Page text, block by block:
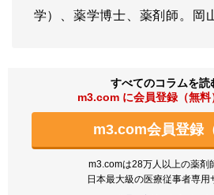
学）、薬学博士、薬剤師。岡
すべてのコラムを読
m3.com に会員登録（無料
m3.com会員登録
m3.comは28万人以上の薬剤
日本最大級の医療従事者専用